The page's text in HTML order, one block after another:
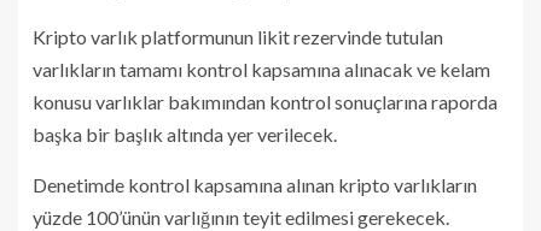
Kripto varlık platformunun likit rezervinde tutulan
varlıkların tamamı kontrol kapsamına alınacak ve kelam
konusu varlıklar bakımından kontrol sonuçlarına raporda
başka bir başlık altında yer verilecek.
Denetimde kontrol kapsamına alınan kripto varlıkların
yüzde 100’ünün varlığının teyit edilmesi gerekecek.